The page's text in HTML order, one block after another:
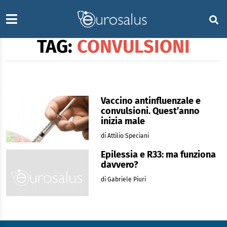
TAG: CONVULSIONI
Vaccino antinfluenzale e
convulsioni. Quest’anno
inizia male
di Attilio Speciani
Epilessia e R33: ma funziona
davvero?
di Gabriele Piuri